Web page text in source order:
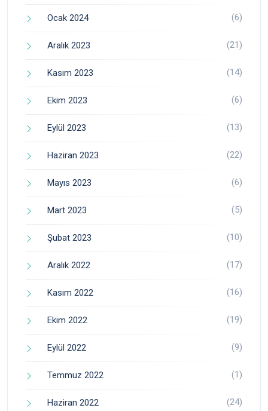
Ocak 2024 (6)
Aralık 2023 (21)
Kasım 2023 (14)
Ekim 2023 (6)
Eylül 2023 (13)
Haziran 2023 (22)
Mayıs 2023 (6)
Mart 2023 (5)
Şubat 2023 (10)
Aralık 2022 (17)
Kasım 2022 (16)
Ekim 2022 (19)
Eylül 2022 (9)
Temmuz 2022 (1)
Haziran 2022 (24)